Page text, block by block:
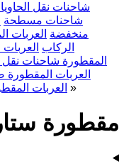
شاحنات نقل
شاحنات مسطحة
منخفضة العربات
الركاب
المقطورة شاحنات
العربات
العربات »
مقطورة